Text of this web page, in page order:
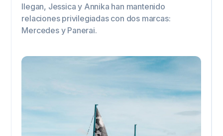
llegan, Jessica y Annika han mantenido
relaciones privilegiadas con dos marcas:
Mercedes y Panerai.